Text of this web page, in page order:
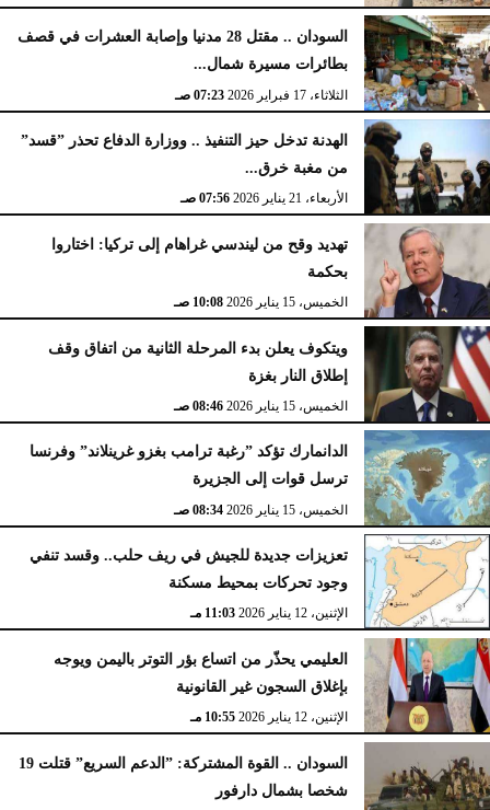
السودان .. مقتل 28 مدنيا وإصابة العشرات في قصف
بطائرات مسيرة شمال...
الثلاثاء، 17 فبراير 2026 07:23 صـ
الهدنة تدخل حيز التنفيذ .. ووزارة الدفاع تحذر ”قسد”
من مغبة خرق...
الأربعاء، 21 يناير 2026 07:56 صـ
تهديد وقح من ليندسي غراهام إلى تركيا: اختاروا
بحكمة
الخميس، 15 يناير 2026 10:08 صـ
ويتكوف يعلن بدء المرحلة الثانية من اتفاق وقف
إطلاق النار بغزة
الخميس، 15 يناير 2026 08:46 صـ
الدانمارك تؤكد ”رغبة ترامب بغزو غرينلاند” وفرنسا
ترسل قوات إلى الجزيرة
الخميس، 15 يناير 2026 08:34 صـ
تعزيزات جديدة للجيش في ريف حلب.. وقسد تنفي
وجود تحركات بمحيط مسكنة
الإثنين، 12 يناير 2026 11:03 مـ
العليمي يحذّر من اتساع بؤر التوتر باليمن ويوجه
بإغلاق السجون غير القانونية
الإثنين، 12 يناير 2026 10:55 مـ
السودان .. القوة المشتركة: ”الدعم السريع” قتلت 19
شخصا بشمال دارفور